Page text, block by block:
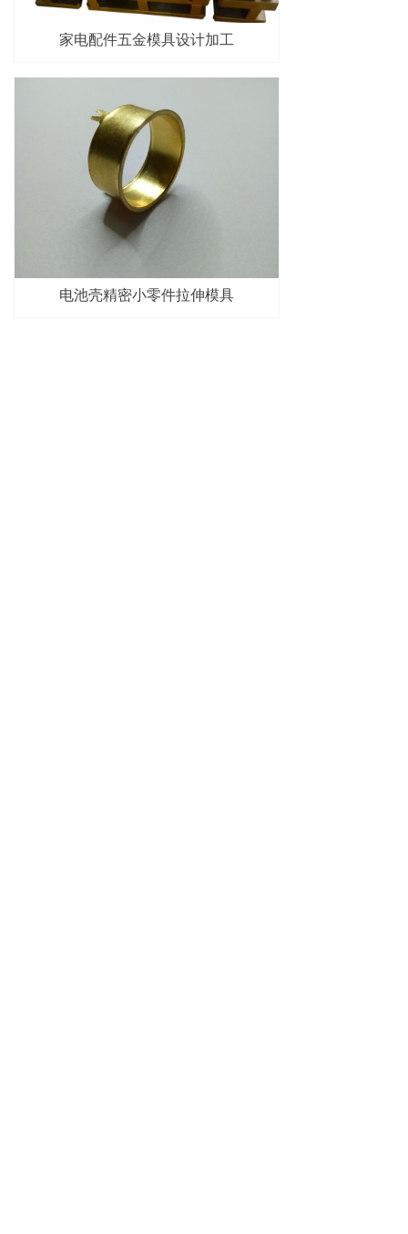
家电配件五金模具设计加工
电池壳精密小零件拉伸模具